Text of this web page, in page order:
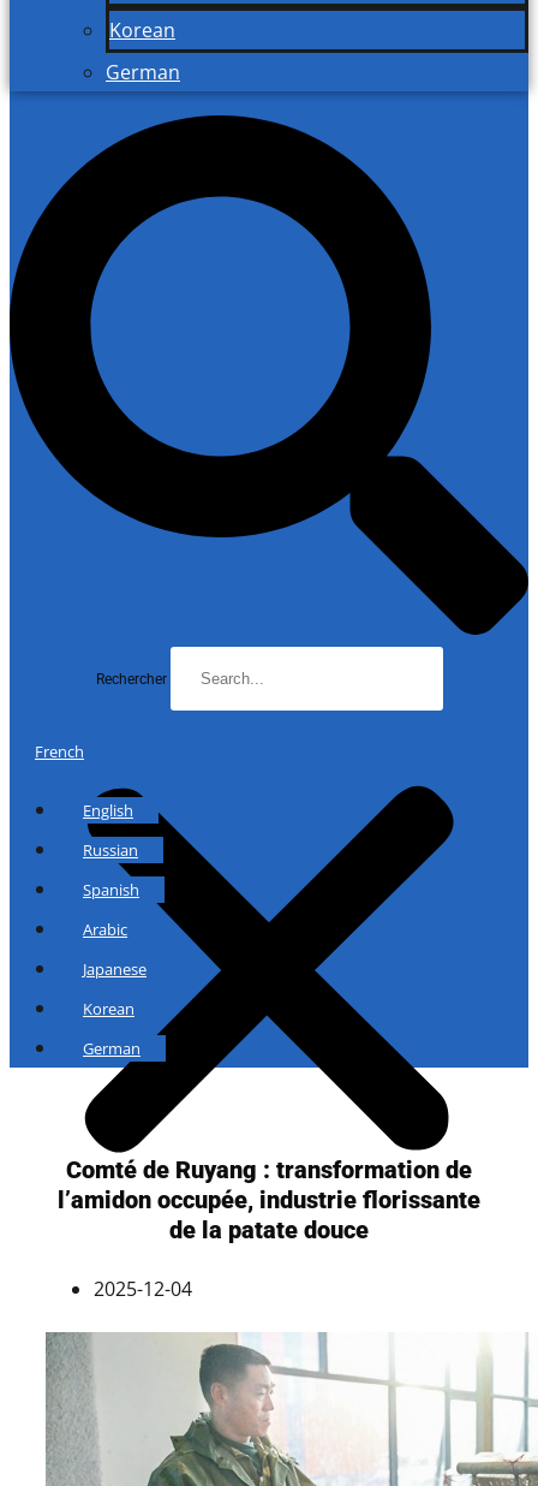
Korean
German
Rechercher
French
English
Russian
Spanish
Arabic
Japanese
Korean
German
Comté de Ruyang : transformation de
l’amidon occupée, industrie florissante
de la patate douce
2025-12-04